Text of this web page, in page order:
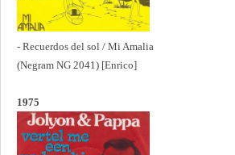
- Recuerdos del sol / Mi Amalia
(Negram NG 2041) [Enrico]
1975